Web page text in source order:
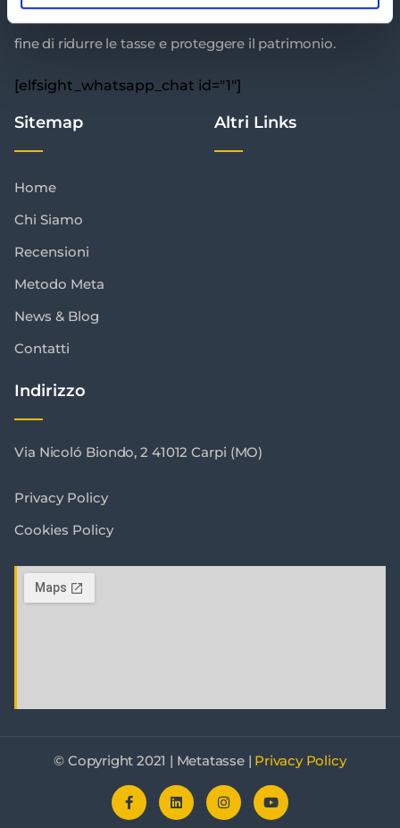
Ti aiutiamo a districarti all'interno del labirinto fiscale al
fine di ridurre le tasse e proteggere il patrimonio.
[elfsight_whatsapp_chat id="1"]
Sitemap
Home
Chi Siamo
Recensioni
Metodo Meta
News & Blog
Contatti
Altri Links
Indirizzo
Via Nicoló Biondo, 2 41012 Carpi (MO)
Privacy Policy
Cookies Policy
© Copyright 2021 | Metatasse | Privacy Policy